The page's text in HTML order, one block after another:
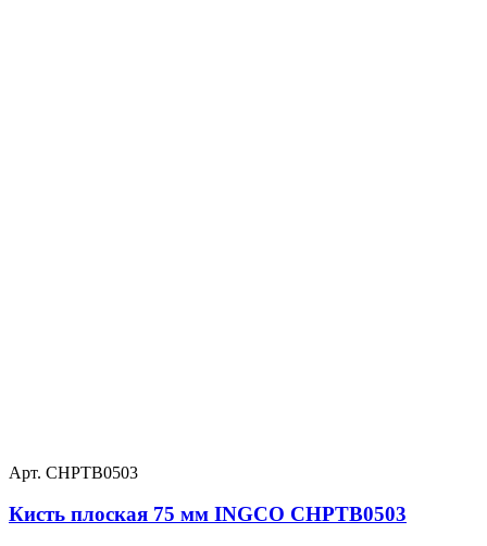
Арт. CHPTB0503
Кисть плоская 75 мм INGCO CHPTB0503